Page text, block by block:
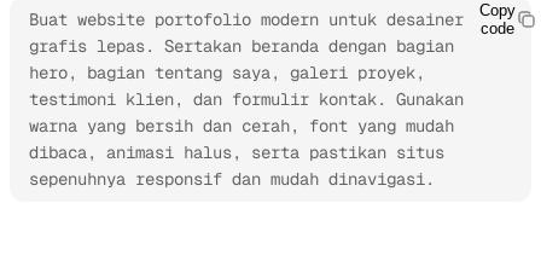
Buat website portofolio modern untuk desainer
grafis lepas. Sertakan beranda dengan bagian
hero, bagian tentang saya, galeri proyek,
testimoni klien, dan formulir kontak. Gunakan
warna yang bersih dan cerah, font yang mudah
dibaca, animasi halus, serta pastikan situs
sepenuhnya responsif dan mudah dinavigasi.
Copy
code